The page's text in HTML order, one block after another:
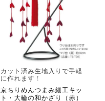
カット済み生地入りで手軽
に作れます！
京ちりめんつまみ細工キッ
ト・大輪の和かざり（赤）